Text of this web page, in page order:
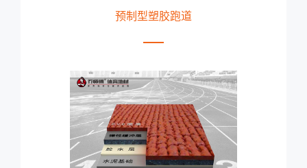
透气型塑胶跑道